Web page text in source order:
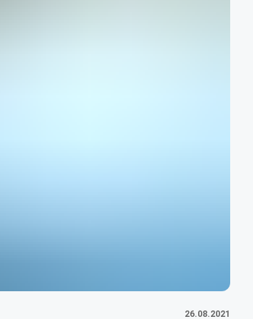
26.08.2021